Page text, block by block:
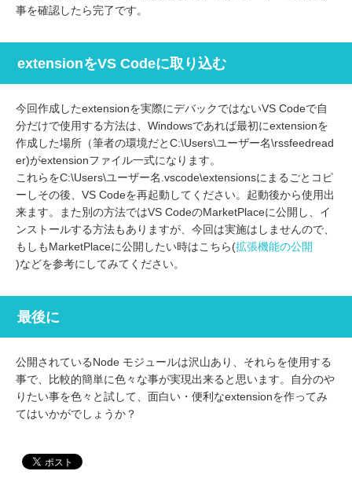
事を確認したら完了です。
extensionをVS Codeに取り込む
今回作成したextensionを実際にデバックではないVS Codeで自
分だけで使用する方法は、Windowsであれば最初にextensionを
作成した場所（筆者の環境だとC:\Users\ユーザー名\rssfeedread
er)がextensionファイル一式になります。
これらをC:\Users\ユーザー名.vscode\extensionsにまるごとコピ
ーしその後、VS Codeを再起動してください。起動後から使用出
来ます。また別の方法ではVS CodeのMarketPlaceに公開し、イ
ンストールする方法もありますが、今回は実施はしませんので、
もしもMarketPlaceに公開したい時はこちら(拡張機能の公開
)などを参考にしてみてください。
最後に
公開されているNode モジュールは沢山あり、それらを使用する
事で、比較的簡単に色々な事が実現出来ると思います。自分のや
りたい事を色々と試して、面白い・便利なextensionを作ってみ
てはいかがでしょうか？